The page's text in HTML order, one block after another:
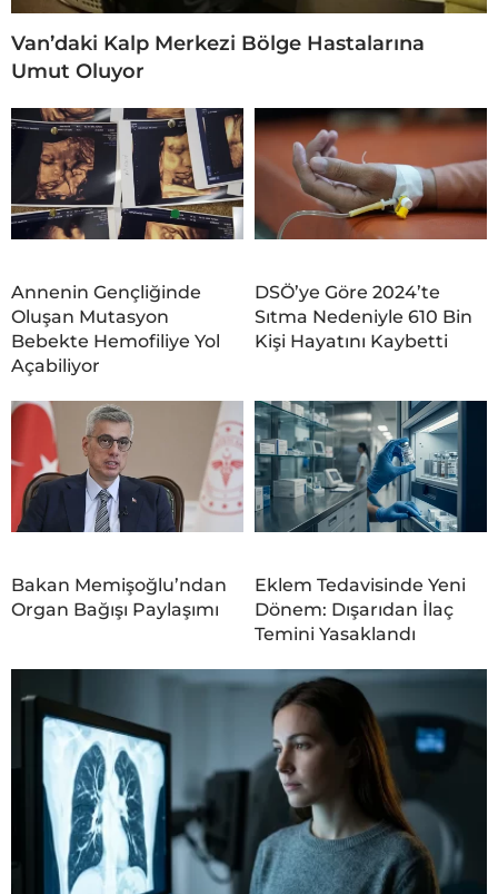
Van’daki Kalp Merkezi Bölge Hastalarına
Umut Oluyor
Annenin Gençliğinde
Oluşan Mutasyon
Bebekte Hemofiliye Yol
Açabiliyor
DSÖ’ye Göre 2024’te
Sıtma Nedeniyle 610 Bin
Kişi Hayatını Kaybetti
Bakan Memişoğlu’ndan
Organ Bağışı Paylaşımı
Eklem Tedavisinde Yeni
Dönem: Dışarıdan İlaç
Temini Yasaklandı